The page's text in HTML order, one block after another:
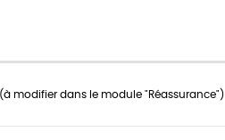
modifier dans le module "Réassurance")